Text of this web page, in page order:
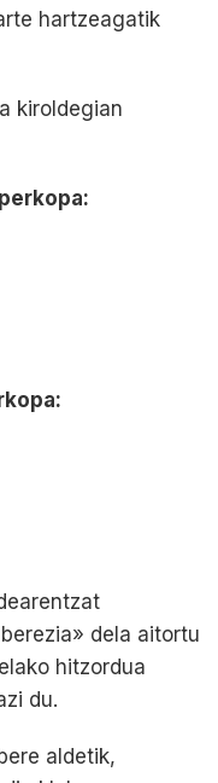
hartzeagatik
kiroldegian
dela aitortu
hitzordua
du.
aldetik,